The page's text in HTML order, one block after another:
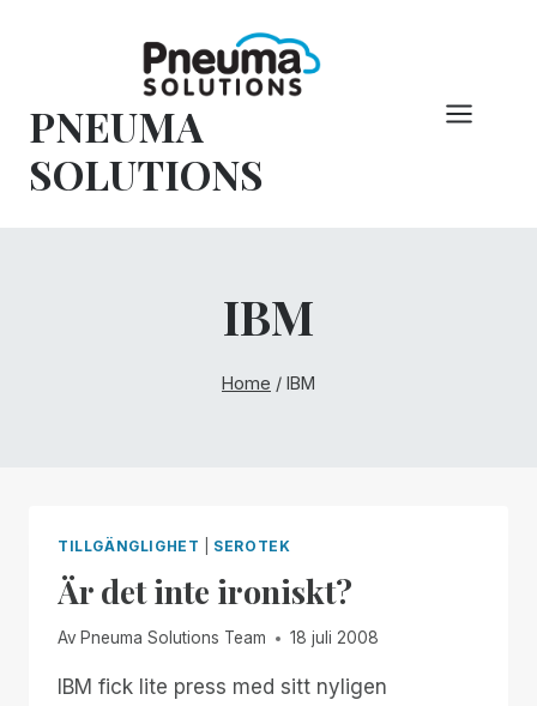
PNEUMA
SOLUTIONS
IBM
Home / IBM
TILLGÄNGLIGHET SEROTEK
Är det inte ironiskt?
Av Pneuma Solutions Team 18 juli 2008
IBM fick lite press med sitt nyligen